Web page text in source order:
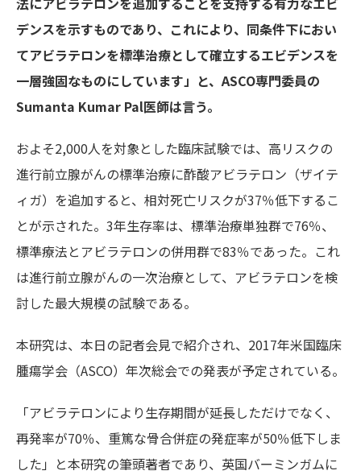
デンスを示すものであり、これにより、同条件下におい
てアビラテロンを標準治療として確立するエビデンスを
一層強固なものにしています」と、ASCO専門委員の
Sumanta Kumar Pal医師は言う。
およそ2,000人を対象とした臨床試験では、高リスクの
進行前立腺がんの標準治療に酢酸アビラテロン（ザイテ
ィガ）を追加すると、相対死亡リスクが37％低下するこ
とが示された。3年生存率は、標準治療単独群で76％、
標準療法とアビラテロンの併用群で83％であった。これ
は進行前立腺がんの一次治療として、アビラテロンを検
討した最大規模の試験である。
本研究は、本日の記者会見で紹介され、2017年米国臨床
腫瘍学会（ASCO）年次総会での発表が予定されている。
「アビラテロンにより生存期間が延長しただけでなく、
再発率が70％、重篤な骨合併症の発症率が50％低下しま
した」と本研究の筆頭著者であり、英国バーミンガムに